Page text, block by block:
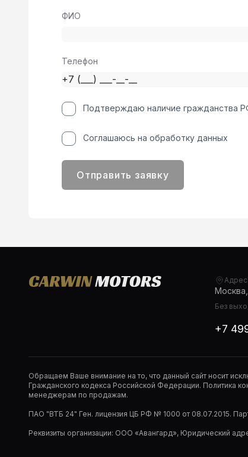
ФИО
Телефон
Подтверждаю наличие гражданства
Соглашаюсь на обработку данных
Отправить заявку
Адрес
Без
+7
Обращаем Ваше внимание на то, что данный сайт носит
Гражданского кодекса Российской Федерации. Политика
менеджерам по продажам.
ПАО "ВТБ 24" Ген. лицензия ЦБ РФ № 1000 от 08.07.2015.
Реквизиты организации: ООО «Авангард», Юридический